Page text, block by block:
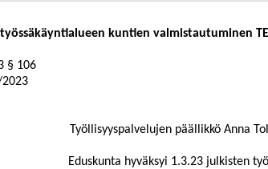
kuntien valmistautuminen
§ 106
Työllisyyspalvelujen päällikkö Anna
Eduskunta hyväksyi 1.3.23 julkisten